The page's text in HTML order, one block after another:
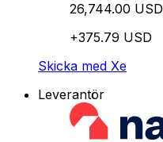
26,744.00 USD
+375.79 USD
Skicka med Xe
Leverantör